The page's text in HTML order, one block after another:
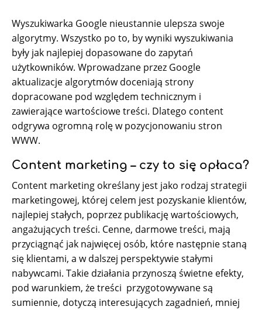
Wyszukiwarka Google nieustannie ulepsza swoje
algorytmy. Wszystko po to, by wyniki wyszukiwania
były jak najlepiej dopasowane do zapytań
użytkowników. Wprowadzane przez Google
aktualizacje algorytmów doceniają strony
dopracowane pod względem technicznym i
zawierające wartościowe treści. Dlatego content
odgrywa ogromną rolę w pozycjonowaniu stron
WWW.
Content marketing – czy to się opłaca?
Content marketing określany jest jako rodzaj strategii
marketingowej, której celem jest pozyskanie klientów,
najlepiej stałych, poprzez publikację wartościowych,
angażujących treści. Cenne, darmowe treści, mają
przyciągnąć jak najwięcej osób, które następnie staną
się klientami, a w dalszej perspektywie stałymi
nabywcami. Takie działania przynoszą świetne efekty,
pod warunkiem, że treści przygotowywane są
sumiennie, dotyczą interesujących zagadnień, mniej